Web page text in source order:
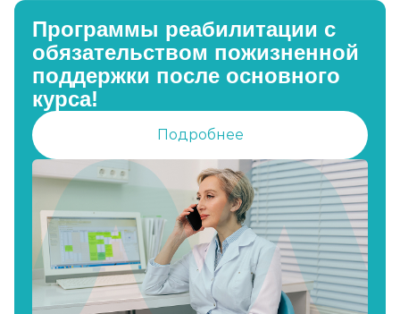
Программы реабилитации с
обязательством пожизненной
поддержки после основного
курса!
Подробнее